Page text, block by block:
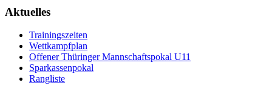
Aktuelles
Trainingszeiten
Wettkampfplan
Offener Thüringer Mannschaftspokal U11
Sparkassenpokal
Rangliste